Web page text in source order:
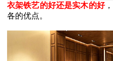
衣架铁艺的好还是实木的好
各的优点。